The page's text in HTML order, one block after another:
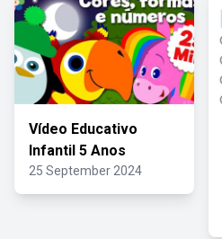
Vídeo Educativo
Infantil 5 Anos
25 September 2024